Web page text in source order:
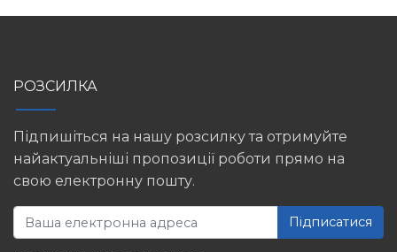
РОЗСИЛКА
Підпишіться на нашу розсилку та отримуйте
найактуальніші пропозиції роботи прямо на
свою електронну пошту.
Підписатися